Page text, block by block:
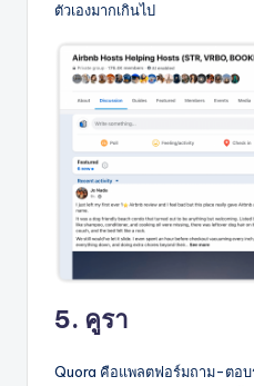
ตัวเองมากเกินไป
5. คูรา
Quora คือแพลตฟอร์มถาม-ตอบ